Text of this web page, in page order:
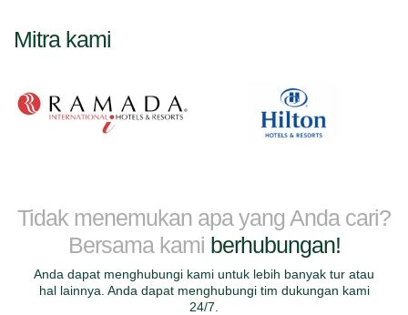
Mitra kami
Tidak menemukan apa yang Anda cari?
Bersama kami berhubungan!
Anda dapat menghubungi kami untuk lebih banyak tur atau
hal lainnya. Anda dapat menghubungi tim dukungan kami
24/7.